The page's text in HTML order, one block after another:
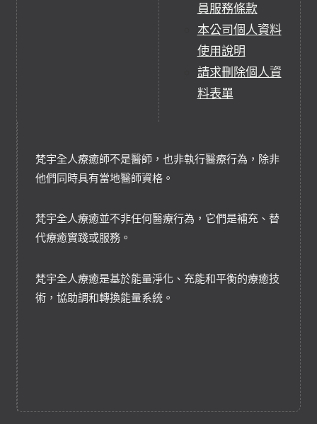
員服務條款
本公司個人資料
使用說明
請求刪除個人資
料表單
梵宇全人療癒師不是醫師，也非執行醫療行為，除非
他們同時具有當地醫師資格。
梵宇全人療癒並不非任何醫療行為，它們是補充、替
代療癒實踐或服務。
梵宇全人療癒是基於能量淨化、充能和平衡的療癒技
術，協助調和轉換能量系統。